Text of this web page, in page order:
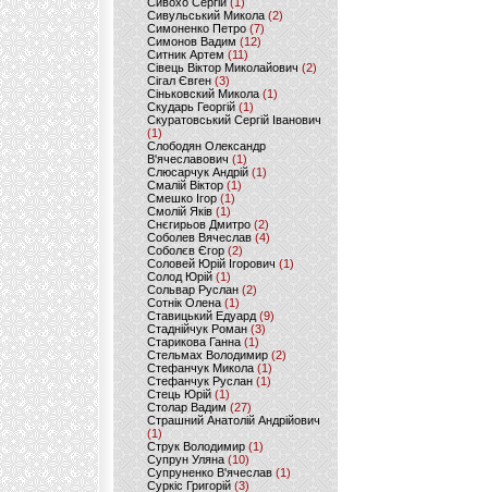
Сивульський Микола(2)
Симоненко Петро(7)
Симонов Вадим (12)
Ситник Артем(11)
Сівець Віктор Миколайович(2)
Сігал Євген (3)
Сіньковский Микола(1)
Скударь Георгій (1)
Скуратовський Сергій Іванович
(1)
Слободян Олександр
В'ячеславович(1)
Слюсарчук Андрій(1)
Смалій Віктор (1)
Смешко Ігор (1)
Смолій Яків (1)
Снєгирьов Дмитро (2)
Соболев Вячеслав (4)
Соболєв Єгор(2)
Соловей Юрій Ігорович (1)
Солод Юрій (1)
Сольвар Руслан (2)
Сотнік Олена(1)
Ставицький Едуард (9)
Стаднійчук Роман(3)
Старикова Ганна (1)
Стельмах Володимир(2)
Стефанчук Микола (1)
Стефанчук Руслан (1)
Стець Юрій (1)
Столар Вадим(27)
Страшний Анатолій Андрійович
(1)
Струк Володимир (1)
Супрун Уляна (10)
Супруненко В'ячеслав (1)
Суркіс Григорій (3)